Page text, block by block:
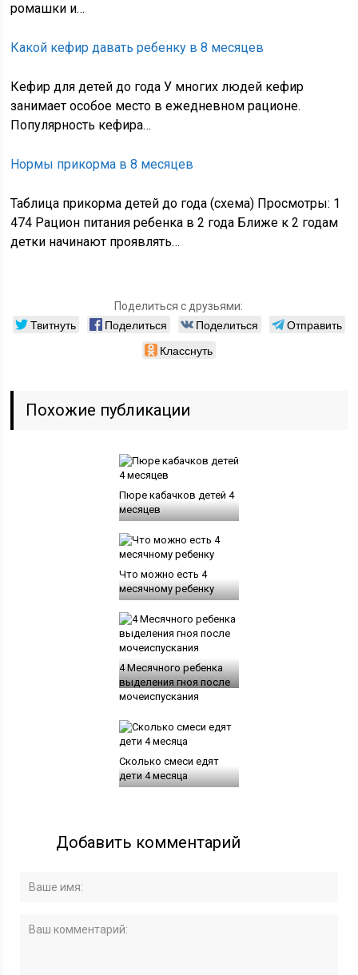
ромашки и…
Какой кефир давать ребенку в 8 месяцев
Кефир для детей до года У многих людей кефир
занимает особое место в ежедневном рационе.
Популярность кефира…
Нормы прикорма в 8 месяцев
Таблица прикорма детей до года (схема) Просмотры: 1
474 Рацион питания ребенка в 2 года Ближе к 2 годам
детки начинают проявлять…
Поделиться с друзьями:
Твитнуть Поделиться Поделиться
Отправить
Класснуть
Похожие публикации
Пюре кабачков детей 4
месяцев
Что можно есть 4
месячному ребенку
4 Месячного ребенка
выделения гноя после
мочеиспускания
Сколько смеси едят
дети 4 месяца
Добавить комментарий